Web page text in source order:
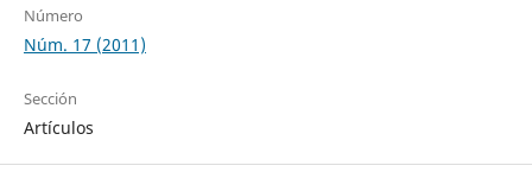
Número
Núm. 17 (2011)
Sección
Artículos